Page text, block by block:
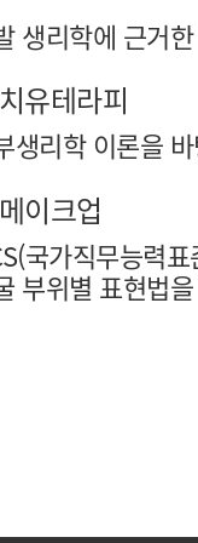
생리학에 근거
유테라피
생리학 이론을
이크업
국가직무능력
부위별 표현법